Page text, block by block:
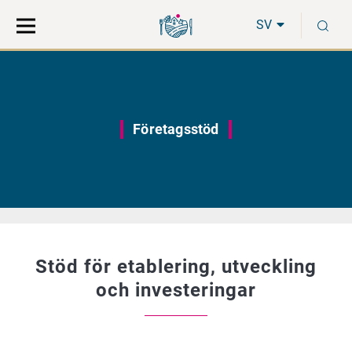
direkt
till
på
hela
SV
Företagsstöd
Stöd för etablering, utveckling
och investeringar